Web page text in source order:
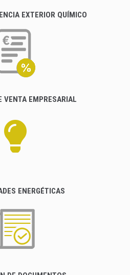
EXTERIOR QUÍMICO
VENTA EMPRESARIAL
ENERGÉTICAS